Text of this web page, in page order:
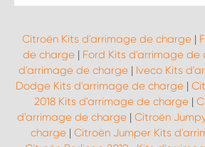
Citroën Kits d'arrimage de charge |
de charge| Ford Kits d'arrimage de
d'arrimage de charge | Iveco Kits
Dodge Kits d'arrimage de charge |
2018 Kits d'arrimage de charge|
d'arrimage de charge | Citroën
charge| Citroën Jumper Kits